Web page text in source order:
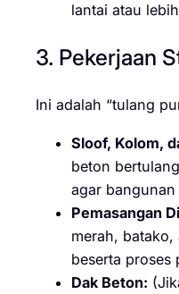
lantai atau
3. Pekerjaan
Ini adalah “tulang
Sloof, Kolom,
beton
agar
Pemasangan
merah,
beserta proses
Dak Beton: